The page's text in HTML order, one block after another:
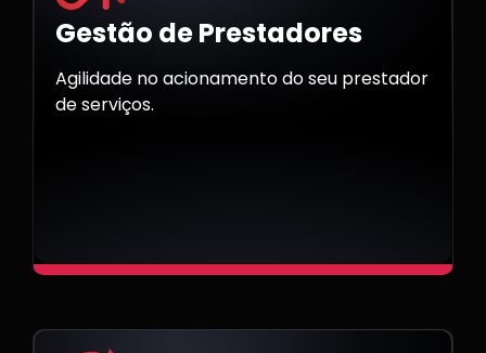
Gestão de Prestadores
Agilidade no acionamento do seu prestador
de serviços.